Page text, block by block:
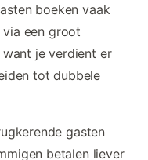
boeken vaak
een groot
je verdient er
tot dubbele
gasten
betalen liever